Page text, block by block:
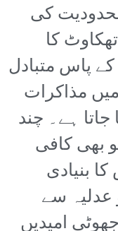
کی
کا
پاس متبادل
مذاکرات
ہے۔ چند
بھی کافی
بنیادی
سے
امیدیں